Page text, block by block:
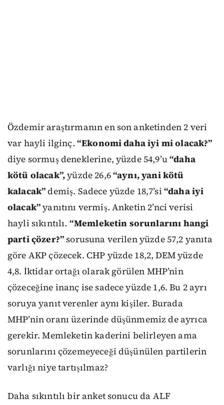
Özdemir araştırmanın en son anketinden 2 veri
var hayli ilginç. “Ekonomi daha iyi mi olacak?”
diye sormuş deneklerine, yüzde 54,9’u“daha
kötü olacak”,yüzde 26,6“aynı, yani kötü
kalacak”demiş. Sadece yüzde 18,7’si “daha iyi
olacak”yanıtını vermiş. Anketin 2’nci verisi
hayli sıkıntılı. “Memleketin sorunlarını hangi
parti çözer?”sorusuna verilen yüzde 57,2 yanıta
göre AKP çözecek. CHP yüzde 18,2, DEM yüzde
4,8. İktidar ortağı olarak görülen MHP’nin
çözeceğine inanç ise sadece yüzde 1,6. Bu 2 ayrı
soruya yanıt verenler aynı kişiler. Burada
MHP’nin oranı üzerinde düşünmemiz de ayrıca
gerekir. Memleketin kaderini belirleyen ama
sorunlarını çözemeyeceği düşünülen partilerin
varlığı niye tartışılmaz?
Daha sıkıntılı bir anket sonucu da ALF